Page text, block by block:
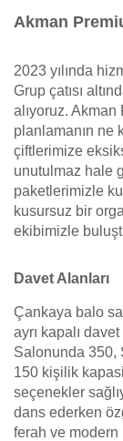
Akman
2023 yılında
Grup çatısı
alıyoruz.
planlamanın ne
çiftlerimize
unutulmaz hale
paketlerimizle
kusursuz bir
ekibimizle
Davet Alanları
Çankaya balo
ayrı kapalı
Salonunda 350,
150 kişilik
seçenekler
dans ederken
ferah ve modern